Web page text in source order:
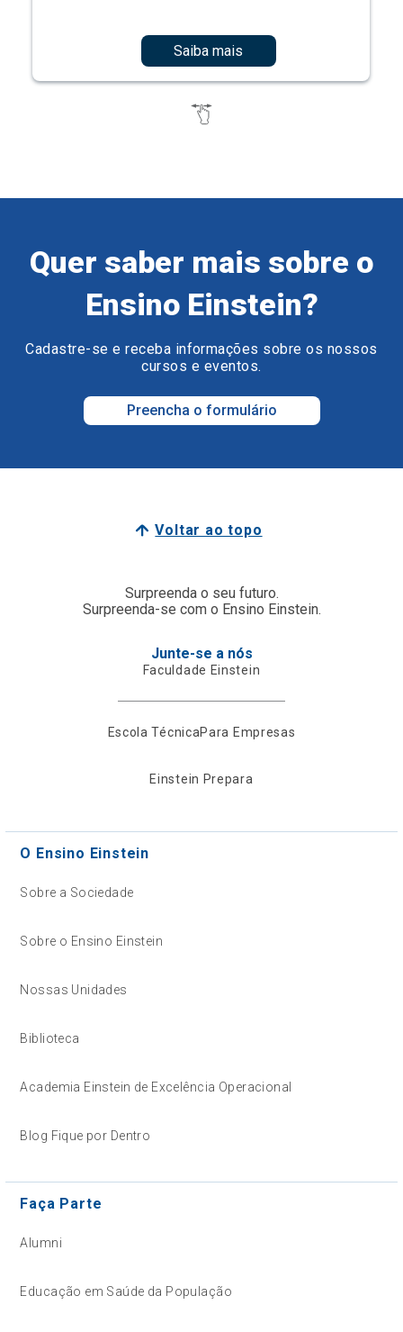
Saiba mais
Quer saber mais sobre o
Ensino Einstein?
Cadastre-se e receba informações sobre os nossos
cursos e eventos.
Preencha o formulário
Voltar ao topo
Surpreenda o seu futuro.
Surpreenda-se com o Ensino Einstein.
Junte-se a nós
Faculdade Einstein
Escola TécnicaPara Empresas
Einstein Prepara
O Ensino Einstein
Sobre a Sociedade
Sobre o Ensino Einstein
Nossas Unidades
Biblioteca
Academia Einstein de Excelência Operacional
Blog Fique por Dentro
Faça Parte
Alumni
Educação em Saúde da População